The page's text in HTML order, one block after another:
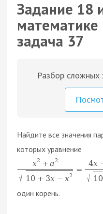
Задание 18
задача 37
Разбор сложных
Найдите все значения
которых уравнение
x2 + a2
√ 10 + 3x − x2
=
4x
√ 10
один корень.